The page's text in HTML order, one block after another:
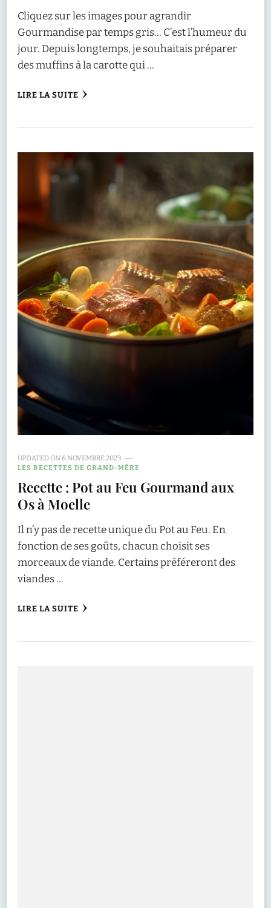
Cliquez sur les images pour agrandir
Gourmandise par temps gris… C’est l’humeur du
jour. Depuis longtemps, je souhaitais préparer
des muffins à la carotte qui …
LIRE LA SUITE
UPDATED ON6 NOVEMBRE 2023
LES RECETTES DE GRAND-MÈRE
Recette : Pot au Feu Gourmand aux
Os à Moelle
Il n’y pas de recette unique du Pot au Feu. En
fonction de ses goûts, chacun choisit ses
morceaux de viande. Certains préféreront des
viandes …
LIRE LA SUITE